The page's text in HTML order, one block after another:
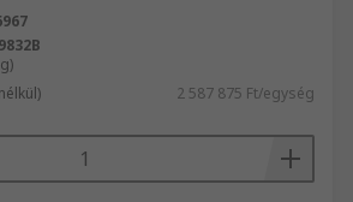
2 587 875 Ft/egység